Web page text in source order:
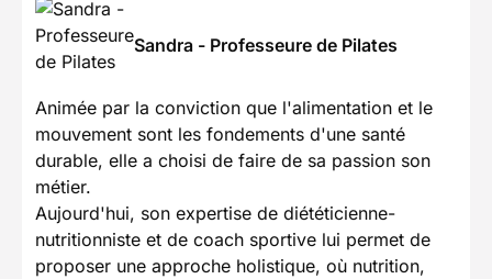
Sandra - Professeure de Pilates
Animée par la conviction que l'alimentation et le
mouvement sont les fondements d'une santé
durable, elle a choisi de faire de sa passion son
métier.
Aujourd'hui, son expertise de diététicienne-
nutritionniste et de coach sportive lui permet de
proposer une approche holistique, où nutrition,